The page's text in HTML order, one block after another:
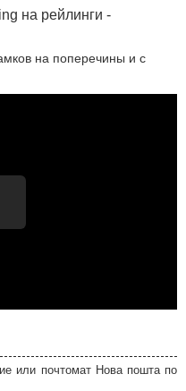
на рейлинги -
на поперечины и с
или почтомат Нова пошта по